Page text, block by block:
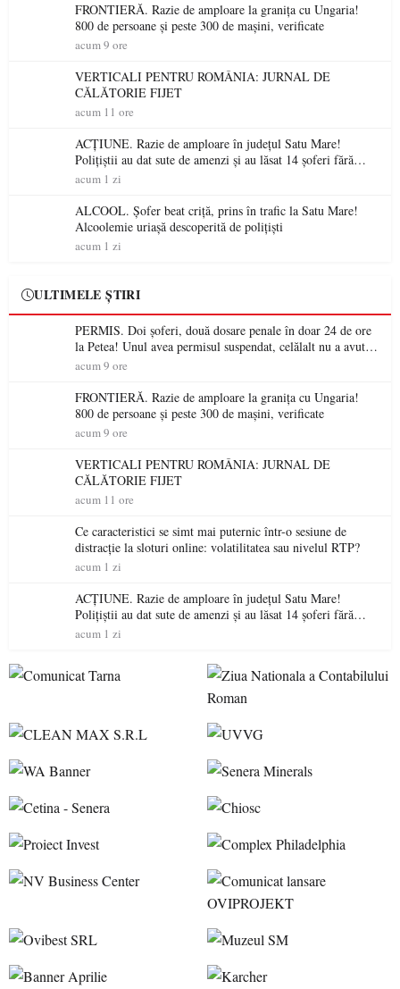
FRONTIERĂ. Razie de amploare la granița cu Ungaria!
800 de persoane și peste 300 de mașini, verificate
acum 9 ore
VERTICALI PENTRU ROMÂNIA: JURNAL DE
CĂLĂTORIE FIJET
acum 11 ore
ACȚIUNE. Razie de amploare în județul Satu Mare!
Polițiștii au dat sute de amenzi și au lăsat 14 șoferi fără
permis într-o singură zi
acum 1 zi
ALCOOL. Șofer beat criță, prins în trafic la Satu Mare!
Alcoolemie uriașă descoperită de polițiști
acum 1 zi
ULTIMELE ȘTIRI
PERMIS. Doi șoferi, două dosare penale în doar 24 de ore
la Petea! Unul avea permisul suspendat, celălalt nu a avut
niciodată permis
acum 9 ore
FRONTIERĂ. Razie de amploare la granița cu Ungaria!
800 de persoane și peste 300 de mașini, verificate
acum 9 ore
VERTICALI PENTRU ROMÂNIA: JURNAL DE
CĂLĂTORIE FIJET
acum 11 ore
Ce caracteristici se simt mai puternic într-o sesiune de
distracție la sloturi online: volatilitatea sau nivelul RTP?
acum 1 zi
ACȚIUNE. Razie de amploare în județul Satu Mare!
Polițiștii au dat sute de amenzi și au lăsat 14 șoferi fără
permis într-o singură zi
acum 1 zi